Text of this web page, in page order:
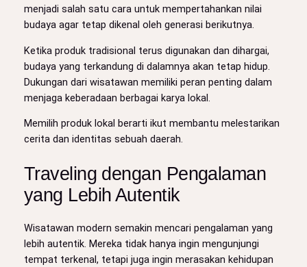
menjadi salah satu cara untuk mempertahankan nilai
budaya agar tetap dikenal oleh generasi berikutnya.
Ketika produk tradisional terus digunakan dan dihargai,
budaya yang terkandung di dalamnya akan tetap hidup.
Dukungan dari wisatawan memiliki peran penting dalam
menjaga keberadaan berbagai karya lokal.
Memilih produk lokal berarti ikut membantu melestarikan
cerita dan identitas sebuah daerah.
Traveling dengan Pengalaman
yang Lebih Autentik
Wisatawan modern semakin mencari pengalaman yang
lebih autentik. Mereka tidak hanya ingin mengunjungi
tempat terkenal, tetapi juga ingin merasakan kehidupan